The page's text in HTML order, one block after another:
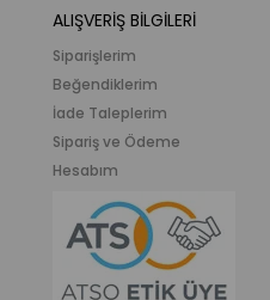
ALIŞVERİŞ BİLGİLERİ
Siparişlerim
Beğendiklerim
İade Taleplerim
Sipariş ve Ödeme
Hesabım